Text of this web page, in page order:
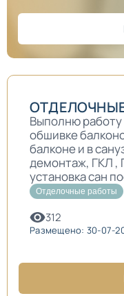
Выполню работу
обшивке
балконе и в
демонтаж, ГКЛ ,
установка сан
Отделочные работы
312
Размещено: 30-07-